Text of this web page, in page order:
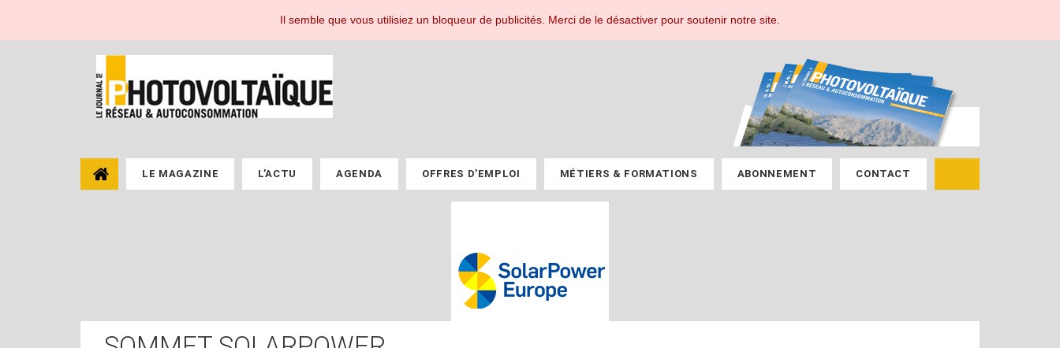
ESPACE ABONNÉ
LE MAGAZINE L’ACTU AGENDA OFFRES D’EMPLOI MÉTIERS & FORMATIONS ABONNEMENT CONTACT
Il semble que vous utilisiez un bloqueur de publicités. Merci de le désactiver pour soutenir notre site.